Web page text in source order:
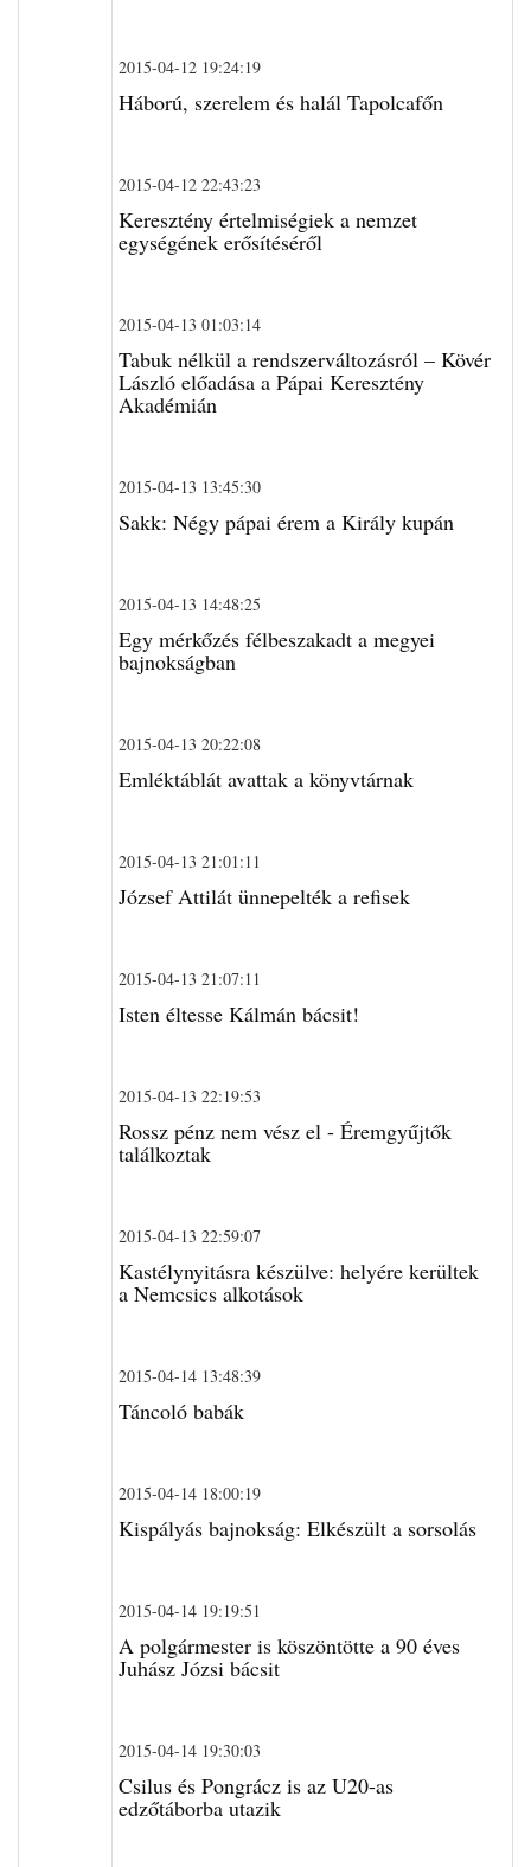
2015-04-12 19:24:19
Háború, szerelem és halál Tapolcafőn
2015-04-12 22:43:23
Keresztény értelmiségiek a nemzet
egységének erősítéséről
2015-04-13 01:03:14
Tabuk nélkül a rendszerváltozásról – Kövér
László előadása a Pápai Keresztény
Akadémián
2015-04-13 13:45:30
Sakk: Négy pápai érem a Király kupán
2015-04-13 14:48:25
Egy mérkőzés félbeszakadt a megyei
bajnokságban
2015-04-13 20:22:08
Emléktáblát avattak a könyvtárnak
2015-04-13 21:01:11
József Attilát ünnepelték a refisek
2015-04-13 21:07:11
Isten éltesse Kálmán bácsit!
2015-04-13 22:19:53
Rossz pénz nem vész el - Éremgyűjtők
találkoztak
2015-04-13 22:59:07
Kastélynyitásra készülve: helyére kerültek
a Nemcsics alkotások
2015-04-14 13:48:39
Táncoló babák
2015-04-14 18:00:19
Kispályás bajnokság: Elkészült a sorsolás
2015-04-14 19:19:51
A polgármester is köszöntötte a 90 éves
Juhász Józsi bácsit
2015-04-14 19:30:03
Csilus és Pongrácz is az U20-as
edzőtáborba utazik